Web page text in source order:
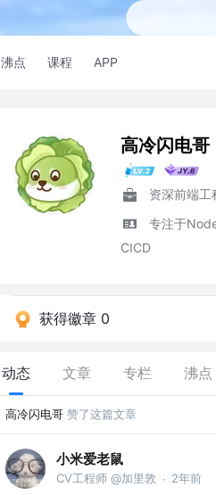
沸点 课程 APP
高冷闪电哥
资深前端工
专注于
CICD
获得徽章 0
动态 文章 专栏 沸点
高冷闪电哥 赞了这篇文章
小米爱老鼠
CV工程师 @加里敦 · 2年前